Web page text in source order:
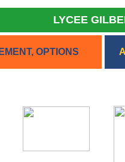
LYCEE
OPTIONS